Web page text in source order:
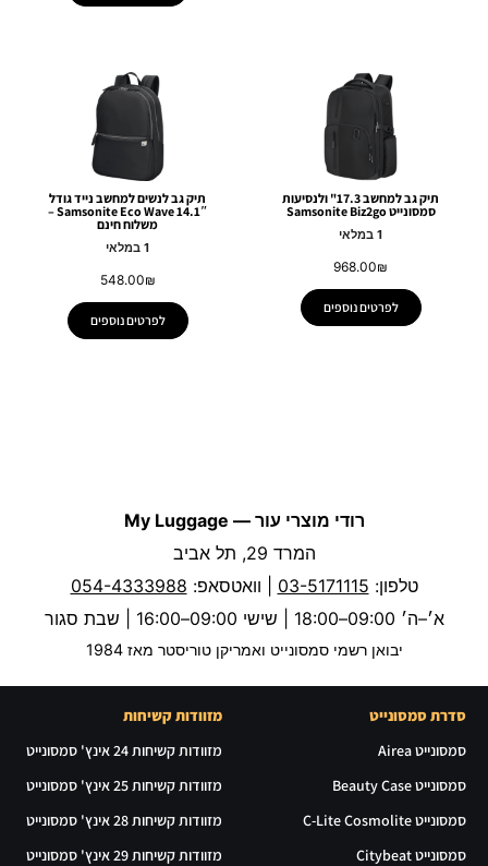
תיק גב למחשב 17.3" ולנסיעות
סמסונייט Samsonite Biz2go
1 במלאי
968.00₪
לפרטים נוספים
תיק גב לנשים למחשב נייד גודל
14.1″ Samsonite Eco Wave –
משלוח חינם
1 במלאי
548.00₪
לפרטים נוספים
רודי מוצרי עור — My Luggage
המרד 29, תל אביב
טלפון: 03-5171115 | וואטסאפ: 054-4333988
א׳–ה׳ 09:00–18:00 | שישי 09:00–16:00 | שבת סגור
יבואן רשמי סמסונייט ואמריקן טוריסטר מאז 1984
סדרת סמסונייט
סמסונייט Airea
סמסונייט Beauty Case
סמסונייט C-Lite Cosmolite
סמסונייט Citybeat
מזוודות קשיחות
מזוודות קשיחות 24 אינץ' סמסונייט
מזוודות קשיחות 25 אינץ' סמסונייט
מזוודות קשיחות 28 אינץ' סמסונייט
מזוודות קשיחות 29 אינץ' סמסונייט